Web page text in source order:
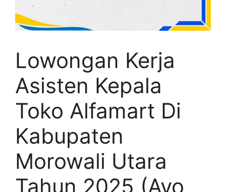
Lowongan Kerja
Asisten Kepala
Toko Alfamart Di
Kabupaten
Morowali Utara
Tahun 2025 (Ayo